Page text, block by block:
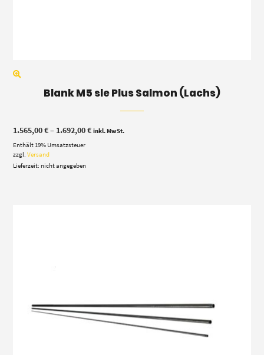
Blank M5 sle Plus Salmon (Lachs)
1.565,00€– 1.692,00€Preisspanne:
inkl. MwSt.
Enthält 19% Umsatzsteuer
zzgl.Versand
Lieferzeit: nicht angegeben